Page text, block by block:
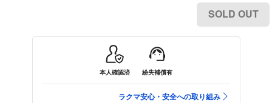
SOLD OUT
本人確認済 紛失補償有
ラクマ安心・安全への取り組み